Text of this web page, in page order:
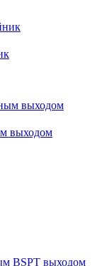
выходом